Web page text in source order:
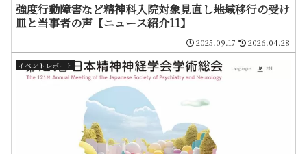
強度行動障害など精神科入院対象見直し――地域移行の受け
皿と当事者の声【ニュース紹介11】
2025.09.17 2026.04.28
イベントレポート